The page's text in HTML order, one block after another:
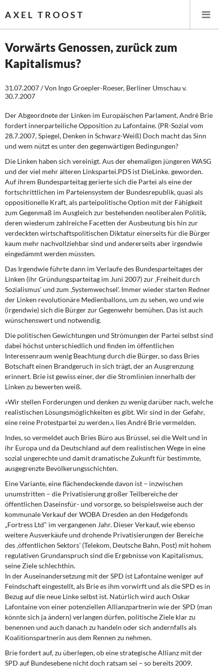
AXEL TROOST
Startseite
Themen
Leitlinien linker Wirtschafts- und Finanzpolitik
Wirtschaftspolitik
Steuer- und Finanzpolitik
Öffentliche Infrastruktur und Daseinsvorsorge
Eurokrise und Griechenland
DIE LINKE
Weitere Themen
Memo-Gruppe
Institut Solidarische Moderne
Rosa-Luxemburg-Stiftung
Über mich
Kontakt
Vorwärts Genossen, zurück zum
Kapitalismus?
31.07.2007 / Von Ingo Groepler-Roeser, Berliner Umschau v.
30.7.2007
Der Abgeordnete der Linken im Europäischen Parlament, André Brie
fordert innerparteiliche Opposition zu Lafontaine. (PR-Sozial vom
28.7.2007, Spiegel, Denken in Schwarz-Weiß) Doch macht das Sinn
und wem nützt es unter den gegenwärtigen Bedingungen?
Die Linken haben sich vereinigt. Aus der ehemaligen jüngeren WASG
und der viel mehr älteren Linkspartei.PDS ist DieLinke. geworden.
Auf ihrem Bundesparteitag gerierte sich die Partei als eine der
fortschrittlichen im Parteiensystem der Bundesrepublik, quasi als
oppositionelle Kraft, als parteipolitische Option mit der Fähigkeit
zum Gegenmaß im Ausgleich zur bestehenden neoliberalen Politik,
deren wiederum zahlreiche Facetten der Ausbeutung bis hin zur
verdeckten wirtschaftspolitischen Diktatur einerseits für die Bürger
kaum mehr nachvollziehbar sind und andererseits aber irgendwie
eingedämmt werden müssten.
Das Irgendwieführte dann im Verlaufe des Bundesparteitages der
Linken (ihr Gründungsparteitag im Juni 2007) zur ‚Freiheit durch
Sozialismus' und zum ‚Systemwechsel'. Immer wieder starten Redner
der Linken revolutionäre Medienballons, um zu sehen, wo und wie
(irgendwie) sich die Bürger zur Gegenwehr bemühen. Das ist auch
wünschenswert und notwendig.
Die politischen Gewichtungen und Strömungen der Partei selbst sind
dabei höchst unterschiedlich und finden im öffentlichen
Interessenraum wenig Beachtung durch die Bürger, so dass Bries
Botschaft einen Brandgeruch in sich trägt, der an Ausgrenzung
erinnert. Brie ist gewiss einer, der die Stromlinien innerhalb der
Linken zu bewerten weiß.
«Wir stellen Forderungen und denken zu wenig darüber nach, welche
realistischen Lösungsmöglichkeiten es gibt. Wir sind in der Gefahr,
eine reine Protestpartei zu werden.», lies André Brie vermelden.
Indes, so vermeldet auch Bries Büro aus Brüssel, sei die Welt und in
ihr Europa und da Deutschland auf dem realistischen Wege in eine
sozial ungerechte und damit dramatische Zukunft für bestimmte,
ausgegrenzte Bevölkerungsschichten.
Eine Variante, eine flächendeckende davon ist – inzwischen
unumstritten – die Privatisierung großer Teilbereiche der
öffentlichen Daseinsfür- und vorsorge, so beispielsweise auch der
kommunale Verkauf der WOBA Dresden an den Hedgefonds
„Fortress Ltd" im vergangenen Jahr. Dieser Verkauf, wie ebenso
weitere Ausverkäufe und drohende Privatisierungen der Bereiche
des ‚öffentlichen Sektors' (Telekom, Deutsche Bahn, Post) mit hohem
regulativen Grundanspruch sind die Ergebnisse von Kapitalismus,
seine Ziele schlechthin.
In der Auseinandersetzung mit der SPD ist Lafontaine weniger auf
Feindschaft eingestellt, als Brie es ihm vorwirft und als die SPD es in
Bezug auf die neue Linke selbst ist. Natürlich wird auch Oskar
Lafontaine von einer potenziellen Allianzpartnerin wie der SPD (man
könnte sich ja ändern) verlangen dürfen, politische Ziele klar zu
benennen und auch danach zu handeln oder sich andernfalls als
Koalitionspartnerin aus dem Rennen zu nehmen.
Brie fordert auf, zu überlegen, ob eine strategische Allianz mit der
SPD auf Bundesebene nicht doch ratsam sei – so bereits 2009.